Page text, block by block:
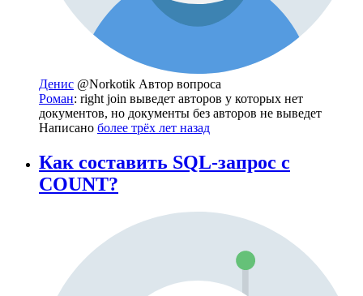
Денис @Norkotik Автор вопроса
Роман: right join выведет авторов у которых нет
документов, но документы без авторов не выведет
Написано более трёх лет назад
Как составить SQL-запрос с
COUNT?